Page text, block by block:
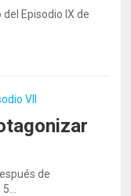
Episodio IX de
de